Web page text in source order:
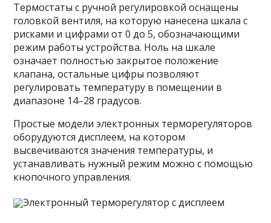
Термостаты с ручной регулировкой оснащены
головкой вентиля, на которую нанесена шкала с
рисками и цифрами от 0 до 5, обозначающими
режим работы устройства. Ноль на шкале
означает полностью закрытое положение
клапана, остальные цифры позволяют
регулировать температуру в помещении в
диапазоне 14–28 градусов.
Простые модели электронных терморегуляторов
оборудуются дисплеем, на котором
высвечиваются значения температуры, и
устанавливать нужный режим можно с помощью
кнопочного управления.
Электронный терморегулятор с дисплеем